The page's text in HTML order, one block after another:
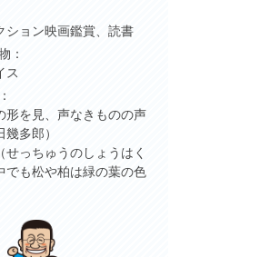
ション映画鑑賞、読書
：
ス
形を見、声なきものの声
多郎）
せっちゅうのしょうはく
でも松や柏は緑の葉の色